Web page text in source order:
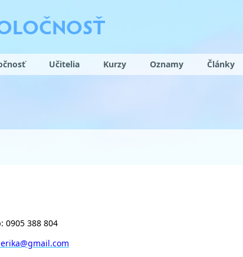
Učitelia Kurzy Oznamy Články
0905 388 804